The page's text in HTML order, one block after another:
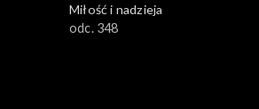
Miłość i nadzieja
odc. 348